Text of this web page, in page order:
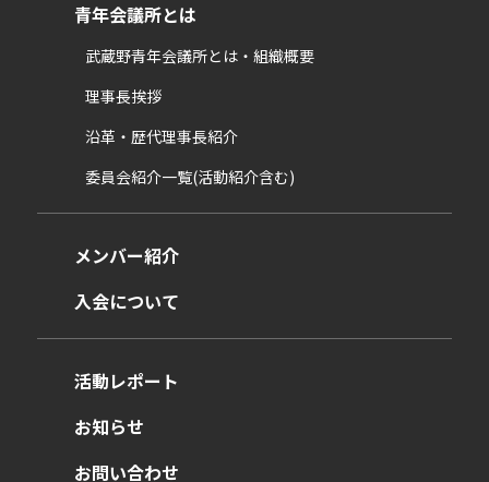
青年会議所とは
武蔵野青年会議所とは・組織概要
理事長挨拶
沿革・歴代理事長紹介
委員会紹介一覧(活動紹介含む)
メンバー紹介
入会について
活動レポート
お知らせ
お問い合わせ